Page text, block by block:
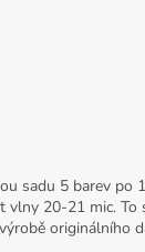
sadu 5 barev po
vlny 20-21 mic. To
originálního